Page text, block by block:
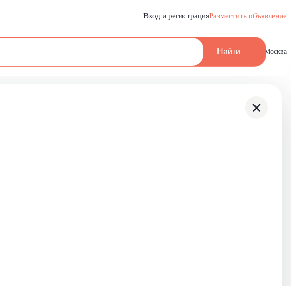
Вход и регистрацияРазместить объявление
Найти Москва
×